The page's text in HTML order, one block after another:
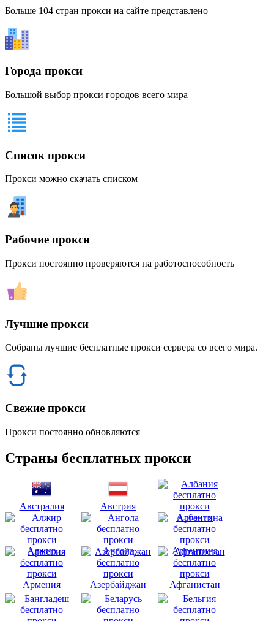
Больше 104 стран прокси на сайте представлено
Города прокси
Большой выбор прокси городов всего мира
Список прокси
Прокси можно скачать списком
Рабочие прокси
Прокси постоянно проверяются на работоспособность
Лучшие прокси
Собраны лучшие бесплатные прокси сервера со всего мира.
Свежие прокси
Прокси постоянно обновляются
Страны бесплатных прокси
Австралия
Австрия
Албания
Алжир Ангола Аргентина
Армения Азербайджан Афганистан